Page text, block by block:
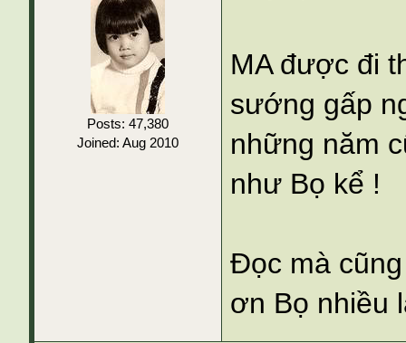
Posts: 47,380
Joined: Aug 2010
MA được đi
sướng gấp
những năm
như Bọ kể !
Đọc mà
ơn Bọ nhiều